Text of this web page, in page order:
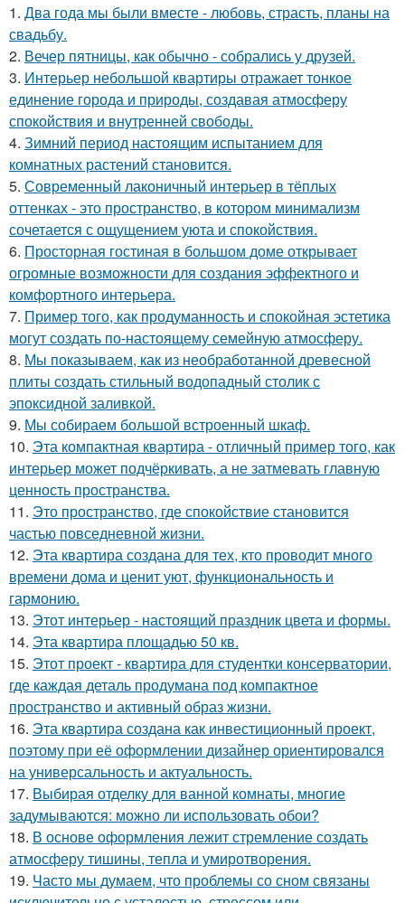
1. Два года мы были вместе - любовь, страсть, планы на
свадьбу.
2. Вечер пятницы, как обычно - собрались у друзей.
3. Интерьер небольшой квартиры отражает тонкое
единение города и природы, создавая атмосферу
спокойствия и внутренней свободы.
4. Зимний период настоящим испытанием для
комнатных растений становится.
5. Современный лаконичный интерьер в тёплых
оттенках - это пространство, в котором минимализм
сочетается с ощущением уюта и спокойствия.
6. Просторная гостиная в большом доме открывает
огромные возможности для создания эффектного и
комфортного интерьера.
7. Пример того, как продуманность и спокойная эстетика
могут создать по-настоящему семейную атмосферу.
8. Мы показываем, как из необработанной древесной
плиты создать стильный водопадный столик с
эпоксидной заливкой.
9. Мы собираем большой встроенный шкаф.
10. Эта компактная квартира - отличный пример того, как
интерьер может подчёркивать, а не затмевать главную
ценность пространства.
11. Это пространство, где спокойствие становится
частью повседневной жизни.
12. Эта квартира создана для тех, кто проводит много
времени дома и ценит уют, функциональность и
гармонию.
13. Этот интерьер - настоящий праздник цвета и формы.
14. Эта квартира площадью 50 кв.
15. Этот проект - квартира для студентки консерватории,
где каждая деталь продумана под компактное
пространство и активный образ жизни.
16. Эта квартира создана как инвестиционный проект,
поэтому при её оформлении дизайнер ориентировался
на универсальность и актуальность.
17. Выбирая отделку для ванной комнаты, многие
задумываются: можно ли использовать обои?
18. В основе оформления лежит стремление создать
атмосферу тишины, тепла и умиротворения.
19. Часто мы думаем, что проблемы со сном связаны